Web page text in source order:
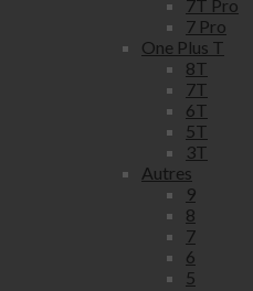
7T Pro
7 Pro
One Plus T
8T
7T
6T
5T
3T
Autres
9
8
7
6
5